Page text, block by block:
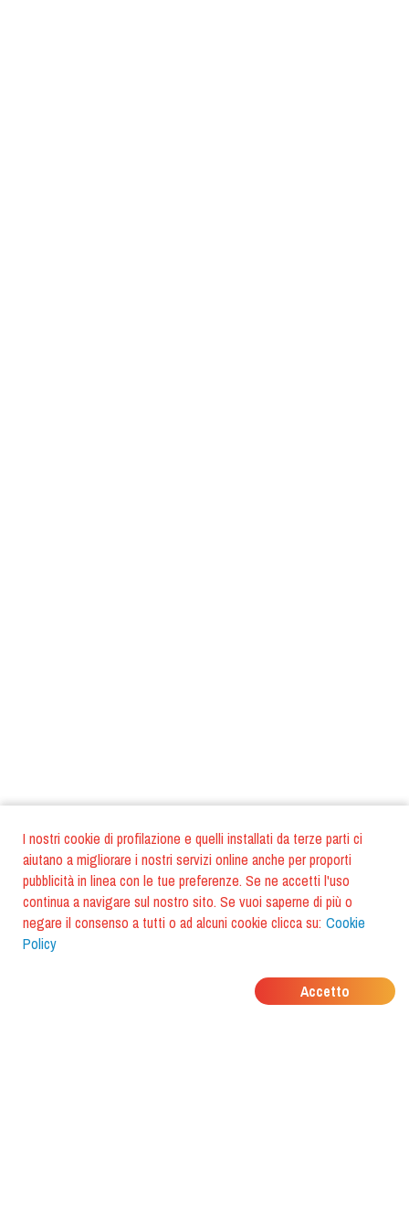
I nostri cookie di profilazione e quelli installati da terze parti ci
aiutano a migliorare i nostri servizi online anche per proporti
pubblicità in linea con le tue preferenze. Se ne accetti l'uso
continua a navigare sul nostro sito. Se vuoi saperne di più o
negare il consenso a tutti o ad alcuni cookie clicca su: Cookie
Policy
Accetto
DOVE MANGIANO I
TUOI AMICI?